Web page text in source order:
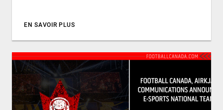
EN SAVOIR PLUS